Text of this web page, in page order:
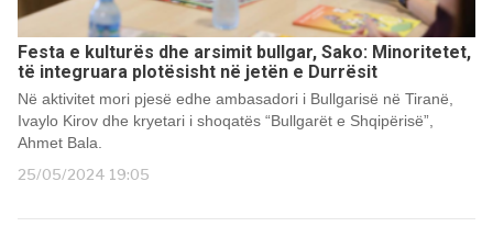
Festa e kulturës dhe arsimit bullgar, Sako: Minoritetet,
të integruara plotësisht në jetën e Durrësit
Në aktivitet mori pjesë edhe ambasadori i Bullgarisë në Tiranë,
Ivaylo Kirov dhe kryetari i shoqatës “Bullgarët e Shqipërisë”,
Ahmet Bala.
25/05/2024 19:05